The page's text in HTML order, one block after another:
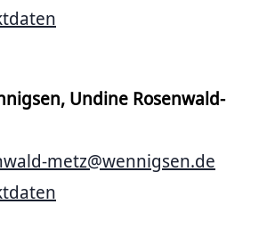
Undine Rosenwald-
metz@wennigsen.de